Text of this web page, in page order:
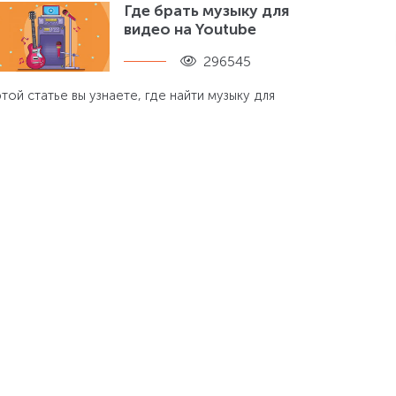
Где брать музыку для
видео на Youtube
296545
статье вы узнаете, где найти музыку для